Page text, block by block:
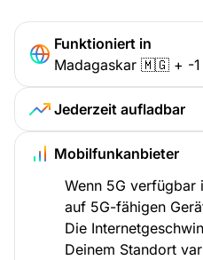
Funktioniert in
Madagaskar 🇲🇬 + -1
Jederzeit aufladbar
Mobilfunkanbieter
Wenn 5G verfügbar
auf 5G-fähigen
Die
Deinem Standort